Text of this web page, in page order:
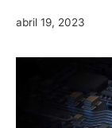
abril 19, 2023
2023